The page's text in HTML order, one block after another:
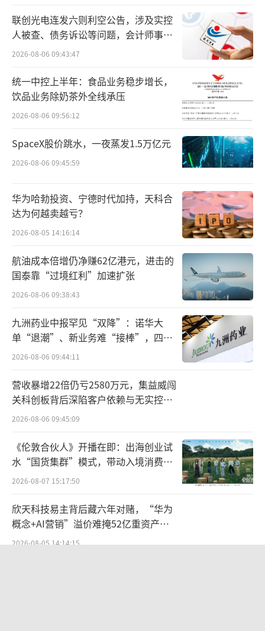
煤炭板块呈现“大涨后休整”的技术特
征。周一大涨近6%后，后续四个交易日未能突
破高点，成交额逐日收敛，显示短线追高动能
减弱。但板块内个股全面活跃，多只标的涨幅
超过20%，说明市场对煤炭方向的共识度较
高，短期整理后方向选择值得留意。
MLCC板块本周先扬后抑，短期强势背后显
幅，成交额持续放大，但周五出现回调，部分
资金选择获利了结。从更长周期看，MLCC板块
近20日有17天录得主力资金净流入，中期资金
沉淀效应明显，短期震荡消化后仍具备关注价
值。
AI与电动车驱动，ML
CC或成下个供给瓶颈
多家头部券商形成共识，MLCC正迎来高端
给瓶颈。高盛指出，在AI服务器中，MLCC已成
较于HBM、DRAM等已大幅涨价的环节，MLCC
价格仍处于相对低位。财通证券认为，本轮周
期呈现显著“K型分化”——高端AI/车规产品受
益于需求高增和成本传导，价格具备持续性，
村田对高端品类涨价15%-35%标志着上行周期
确立。银河证券测算，AI服务器MLCC用量约为
联创光电连发六则利空公告，涉及实控
人被查、债务诉讼等问题，会计师事务
所曾出具“保留意见”
2026-08-06 09:43:47
统一中控上半年：食品业务稳步增长，
饮品业务除奶茶外全线承压
2026-08-06 09:56:12
SpaceX股价跳水，一夜蒸发1.5万亿元
2026-08-06 09:45:59
华为哈勃投资、宁德时代加持，天科合
达为何越卖越亏？
2026-08-05 14:16:14
航油成本倍增仍净赚62亿港元，进击的
国泰靠“过境红利”加速扩张
2026-08-06 09:38:43
九洲药业中报罕见“双降”：诺华大
单“退潮”、新业务难“接棒”，四大
难关待闯
2026-08-06 09:44:11
营收暴增22倍仍亏2580万元，集益威闯
关科创板背后深陷客户依赖与无实控人
困局
2026-08-06 09:45:09
《伦敦合伙人》开播在即：出海创业试
水“国货集群”模式，带动入境消费反
向种草
2026-08-07 15:17:50
欣天科技易主背后藏六年对赌，“华为
概念+AI营销”溢价难掩52亿重资产考
验
2026-08-05 14:14:15